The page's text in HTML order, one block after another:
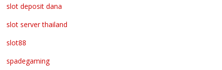
slot deposit dana
slot server thailand
slot88
spadegaming